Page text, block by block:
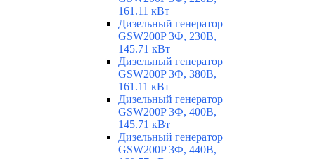
161.11 кВт
Дизельный генератор
GSW200P 3Ф, 230В,
145.71 кВт
Дизельный генератор
GSW200P 3Ф, 380В,
161.11 кВт
Дизельный генератор
GSW200P 3Ф, 400В,
145.71 кВт
Дизельный генератор
GSW200P 3Ф, 440В,